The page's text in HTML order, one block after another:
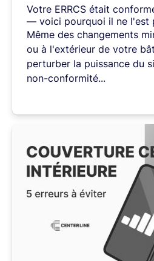
Votre ERRCS était
— voici pourquoi il ne l'est
Même des changements
ou à l'extérieur de votre
perturber la puissance du
non-conformité...